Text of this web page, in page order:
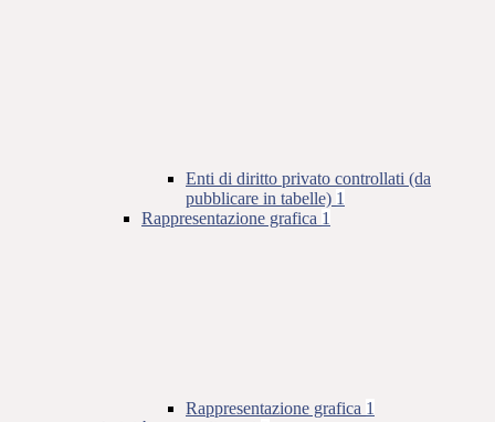
Enti di diritto privato controllati (da
pubblicare in tabelle) 1
Rappresentazione grafica 1
Rappresentazione grafica 1